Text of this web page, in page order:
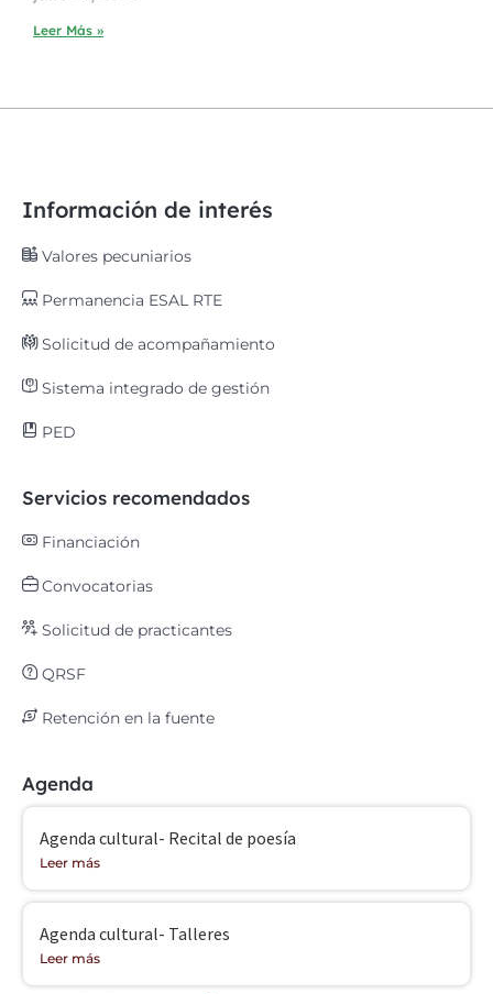
Leer Más »
Información de interés
Valores pecuniarios
Permanencia ESAL RTE
Solicitud de acompañamiento
Sistema integrado de gestión
PED
Servicios recomendados
Financiación
Convocatorias
Solicitud de practicantes
QRSF
Retención en la fuente
Agenda
Agenda cultural- Recital de poesía
Leer más
Agenda cultural- Talleres
Leer más